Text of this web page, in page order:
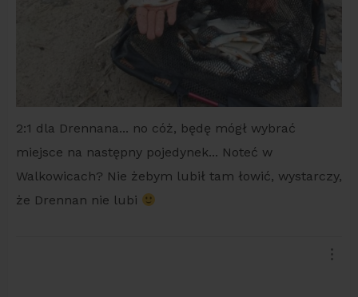
2:1 dla Drennana... no cóż, będę mógł wybrać
miejsce na następny pojedynek... Noteć w
Walkowicach? Nie żebym lubił tam łowić, wystarczy,
że Drennan nie lubi